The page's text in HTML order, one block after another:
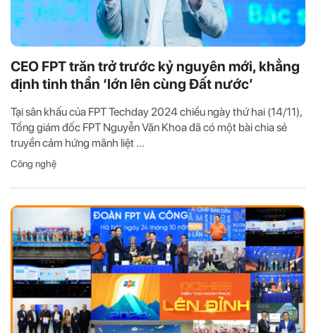
CEO FPT trăn trở trước kỷ nguyên mới, khẳng
định tinh thần ‘lớn lên cùng Đất nước’
Tại sân khấu của FPT Techday 2024 chiều ngày thứ hai (14/11),
Tổng giám đốc FPT Nguyễn Văn Khoa đã có một bài chia sẻ
truyền cảm hứng mãnh liệt ...
Công nghệ